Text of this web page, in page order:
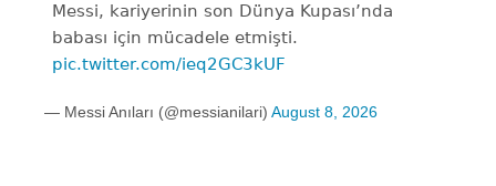
Messi, kariyerinin son Dünya Kupası’nda
babası için mücadele etmişti.
pic.twitter.com/ieq2GC3kUF
— Messi Anıları (@messianilari) August 8, 2026